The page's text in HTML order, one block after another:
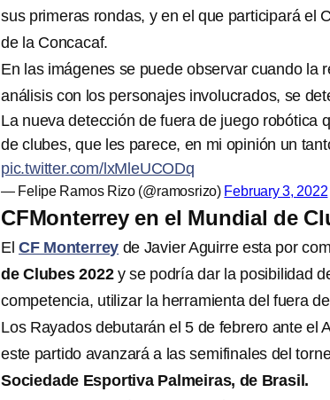
sus primeras rondas, y en el que participará el
de la Concacaf.
En las imágenes se puede observar cuando la
análisis con los personajes involucrados, se
La nueva detección de fuera de juego robótica
de clubes, que les parece, en mi opinión un
pic.twitter.com/lxMleUCODq
— Felipe Ramos Rizo (@ramosrizo) February 3, 2022
CFMonterrey en el Mundial de
El CF Monterrey de Javier Aguirre esta por
de Clubes 2022y se podría dar la posibilidad
competencia, utilizar la herramienta del fuera
Los Rayados debutarán el 5 de febrero ante el
este partido avanzará a las semifinales del
Sociedade Esportiva Palmeiras, de Brasil.